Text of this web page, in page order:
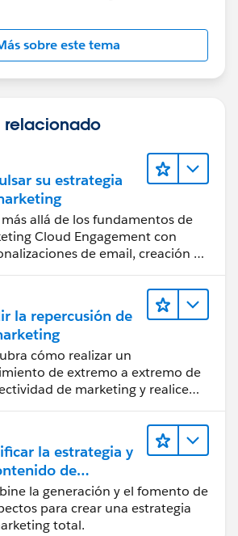
sobre este tema
relacionado
su estrategia
más allá de los fundamentos de
Cloud Engagement con
de email, creación de
la repercusión de
cómo realizar un
de extremo a extremo de
de marketing y realice
la estrategia y
de
con
Cloud
Engagement
la generación y el fomento de
para crear una estrategia
total.